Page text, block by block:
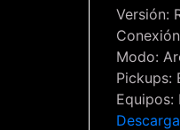
Versión:
Modo:
Pickups:
Equipos: